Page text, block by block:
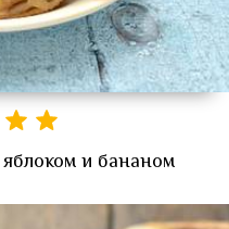
и бананом